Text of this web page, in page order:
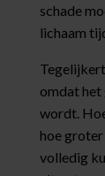
schade
lichaam
omdat
wordt.
hoe
volledig